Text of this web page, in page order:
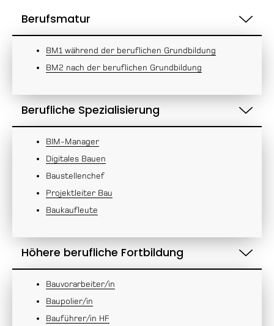
Berufsmatur
BM1 während der beruflichen Grundbildung
BM2 nach der beruflichen Grundbildung
Berufliche Spezialisierung
BIM-Manager
Digitales Bauen
Baustellenchef
Projektleiter Bau
Baukaufleute
Höhere berufliche Fortbildung
Bauvorarbeiter/in
Baupolier/in
Bauführer/in HF